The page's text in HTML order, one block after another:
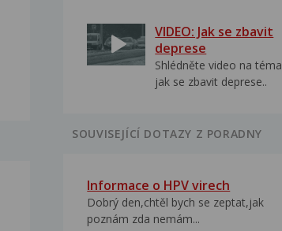
VIDEO: Jak se zbavit
deprese
Shlédněte video na téma
jak se zbavit deprese..
SOUVISEJÍCÍ DOTAZY Z PORADNY
Informace o HPV virech
Dobrý den,chtěl bych se zeptat,jak
poznám zda nemám...